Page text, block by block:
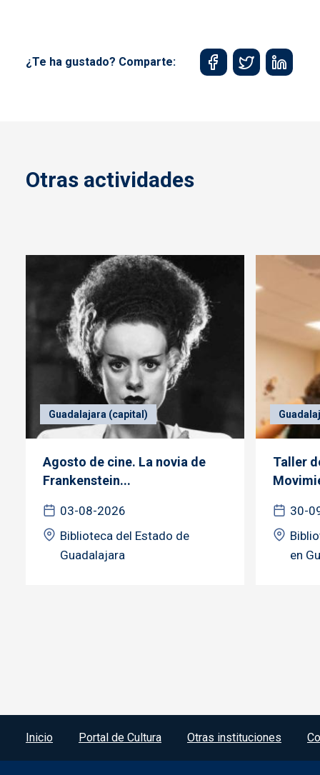
¿Te ha gustado? Comparte:
Otras actividades
Guadalajara (capital)
Agosto de cine. La novia de
Frankenstein...
03-08-2026
Biblioteca del Estado de
Guadalajara
Taller
30-
en
Menú del pie
Inicio Portal de Cultura Otras instituciones